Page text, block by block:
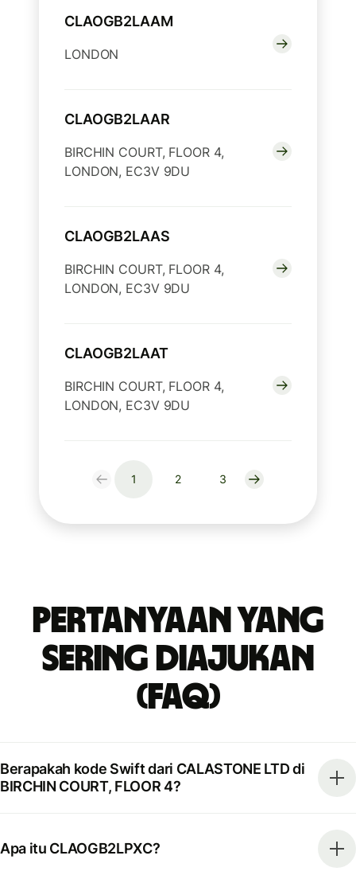
CLAOGB2LAAM
LONDON
CLAOGB2LAAR
BIRCHIN COURT, FLOOR 4,
LONDON, EC3V 9DU
CLAOGB2LAAS
BIRCHIN COURT, FLOOR 4,
LONDON, EC3V 9DU
CLAOGB2LAAT
BIRCHIN COURT, FLOOR 4,
LONDON, EC3V 9DU
1 2 3
Pertanyaan yang
Sering Diajukan
(FAQ)
Berapakah kode Swift dari CALASTONE LTD di
BIRCHIN COURT, FLOOR 4?
Apa itu CLAOGB2LPXC?